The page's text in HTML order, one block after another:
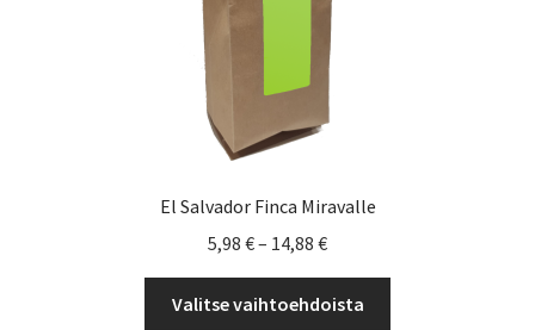
El Salvador Finca Miravalle
5,98 €– 14,88 €Hintaluokka:
-
Valitse vaihtoehdoista